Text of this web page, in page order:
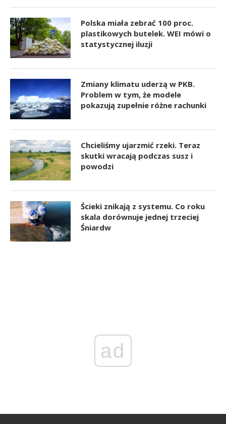
Polska miała zebrać 100 proc.
plastikowych butelek. WEI mówi o
statystycznej iluzji
Zmiany klimatu uderzą w PKB.
Problem w tym, że modele
pokazują zupełnie różne rachunki
Chcieliśmy ujarzmić rzeki. Teraz
skutki wracają podczas susz i
powodzi
Ścieki znikają z systemu. Co roku
skala dorównuje jednej trzeciej
Śniardw
ad